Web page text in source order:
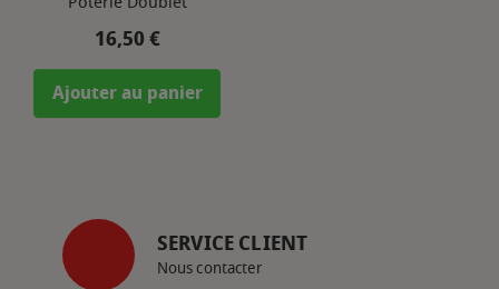
Prix
16,50 €
Ajouter au panier
SERVICE CLIENT
Nous contacter